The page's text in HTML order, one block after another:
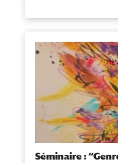
Séminaire :